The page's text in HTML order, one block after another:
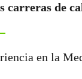
carreras de
en la